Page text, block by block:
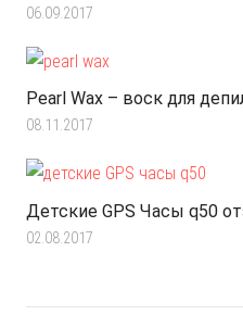
06.09.2017
Pearl Wax – воск для
08.11.2017
Детские GPS Часы q50
02.08.2017